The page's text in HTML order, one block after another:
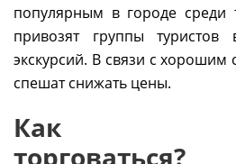
популярным в городе
привозят группы
экскурсий. В связи с
спешат снижать цены.
Как
торговаться?